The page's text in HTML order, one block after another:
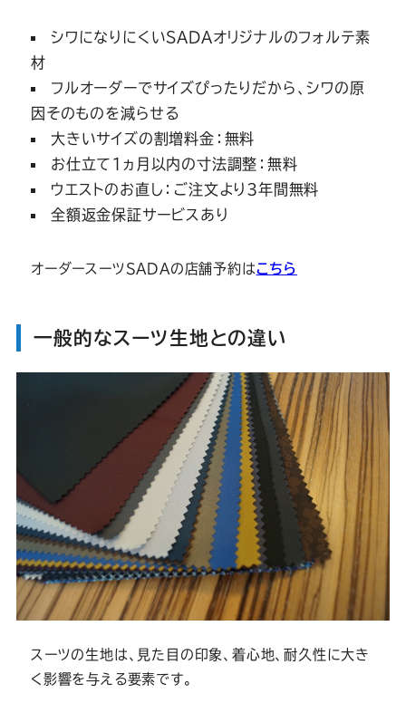
シワになりにくいSADAオリジナルのフォルテ素
材
フルオーダーでサイズぴったりだから、シワの原
因そのものを減らせる
大きいサイズの割増料金：無料
お仕立て1ヵ月以内の寸法調整：無料
ウエストのお直し：ご注文より3年間無料
全額返金保証サービスあり
オーダースーツSADAの店舗予約はこちら
一般的なスーツ生地との違い
スーツの生地は、見た目の印象、着心地、耐久性に大き
く影響を与える要素です。